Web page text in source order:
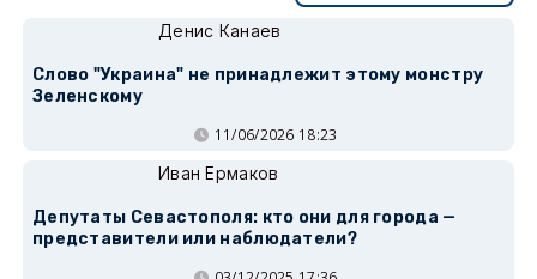
Денис Канаев
Слово "Украина" не принадлежит этому монстру
Зеленскому
11/06/2026 18:23
Иван Ермаков
Депутаты Севастополя: кто они для города —
представители или наблюдатели?